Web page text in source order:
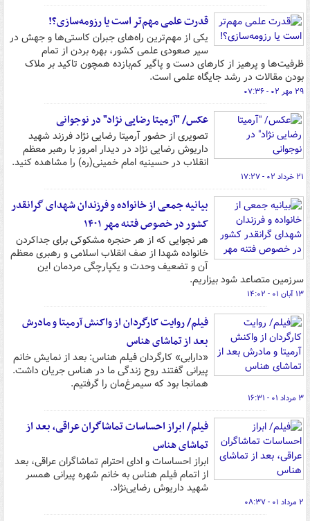
قدرت علمی مهم‌تر است یا رزومه‌سازی؟!
یکی از مهم‌ترین راه‌های جبران کاستی‌ها و جهش در
سیر صعودی علمی کشور، بهره بردن از تمام
ظرفیت‌ها و پرهیز از کارهای دست و پاگیر کم‌بازده همچون تاکید بر ملاک
بودن مقالات در رشد جایگاه علمی است.
۲۹ مهر ۰۲ - ۰۷:۳۶
عکس/ "آرمیتا رضایی نژاد" در نوجوانی
تصویری از حضور آرمیتا رضایی نژاد فرزند شهید
داریوش رضایی نژاد در دیدار امروز با رهبر معظم
انقلاب در حسینیه امام خمینی(ره) را مشاهده کنید.
۲۱ خرداد ۰۲ - ۱۷:۲۷
بیانیه جمعی از خانواده و فرزندان شهدای گرانقدر
کشور در خصوص فتنه مهر ۱۴۰۱
هر نجوایی که از هر حنجره مشکوکی برای جداکردن
خانواده شهدا از صف انقلاب اسلامی و رهبری معظم
آن و تضعیف وحدت و یکپارچگی مردمان این
سرزمین متصاعد شود بیزاریم.
۱۳ آبان ۰۱ - ۱۴:۰۲
فیلم/ روایت کارگردان از واکنش آرمیتا و مادرش
بعد از تماشای هناس
«دارابی» کارگردان فیلم هناس: بعد از نمایش خانم
پیرانی گفتند روح زندگی ما در هناس جریان داشت.
همانجا بود که سیمرغ‌مان را گرفتیم.
۳ مرداد ۰۱ - ۱۶:۳۱
فیلم/ ابراز احساسات تماشاگران عراقی، بعد از
تماشای هناس
ابراز احساسات و ادای احترام تماشاگران عراقی، بعد
از اتمام فیلم هناس به خانم شهره پیرانی همسر
شهید داریوش رضایی‌نژاد.
۲ مرداد ۰۱ - ۰۸:۳۷